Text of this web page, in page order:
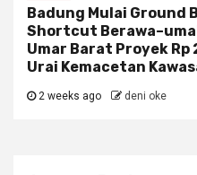
Badung Mulai Ground
Shortcut
Umar Barat Proyek
Urai Kemacetan
2 weeks ago deni oke